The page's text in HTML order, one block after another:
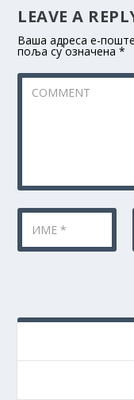
LEAVE A
Ваша адреса е-
поља су означена*